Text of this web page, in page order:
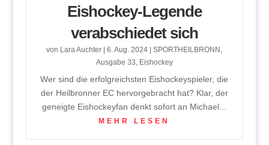
Eishockey-Legende
verabschiedet sich
von Lara Auchter |6. Aug. 2024 |SPORTHEILBRONN ,
Ausgabe 33, Eishockey
Wer sind die erfolgreichsten Eishockeyspieler, die
der Heilbronner EC hervorgebracht hat? Klar, der
geneigte Eishockeyfan denkt sofort an Michael...
MEHR LESEN